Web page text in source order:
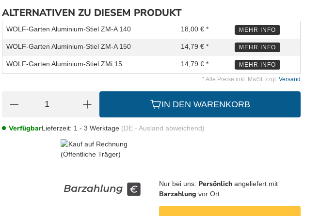
ALTERNATIVEN ZU DIESEM PRODUKT
WOLF-Garten Aluminium-Stiel ZM-A 140 18,00 € * MEHR INFO
WOLF-Garten Aluminium-Stiel ZM-A 150 14,79 € * MEHR INFO
WOLF-Garten Aluminium-Stiel ZMi 15 14,79 € * MEHR INFO
* Alle Preise inkl. MwSt. zzgl. Versand
IN DEN WARENKORB
VerfügbarLieferzeit: 1 - 3 Werktage (DE - Ausland abweichend)
Nur bei uns: Persönlich angeliefert mit
Barzahlung vor Ort.